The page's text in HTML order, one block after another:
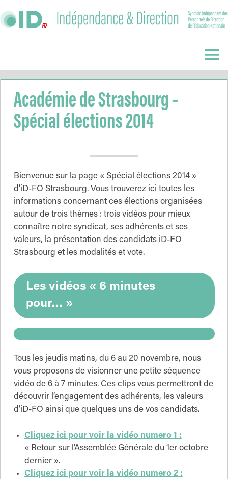
to
Direction
Menu
Académie de Strasbourg –
Spécial élections 2014
Bienvenue sur la page « Spécial élections 2014 »
d’iD-FO Strasbourg. Vous trouverez ici toutes les
informations concernant ces élections organisées
autour de trois thèmes : trois vidéos pour mieux
connaître notre syndicat, ses adhérents et ses
valeurs, la présentation des candidats iD-FO
Strasbourg et les modalités et vote.
Les vidéos « 6 minutes
pour… »
Tous les jeudis matins, du 6 au 20 novembre, nous
vous proposons de visionner une petite séquence
vidéo de 6 à 7 minutes. Ces clips vous permettront de
découvrir l’engagement des adhérents, les valeurs
d’iD-FO ainsi que quelques uns de vos candidats.
Cliquez ici pour voir la vidéo numero 1 :
« Retour sur l’Assemblée Générale du 1er octobre
dernier ».
Cliquez ici pour voir la vidéo numero 2 :